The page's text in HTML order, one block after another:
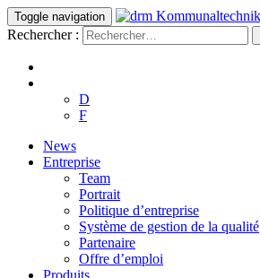
Toggle navigation
Rechercher :
D
F
News
Entreprise
Team
Portrait
Politique d’entreprise
Système de gestion de la qualité
Partenaire
Offre d’emploi
Produits